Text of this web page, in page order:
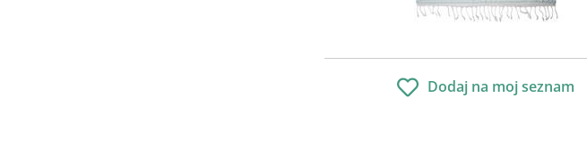
Dodaj na moj seznam